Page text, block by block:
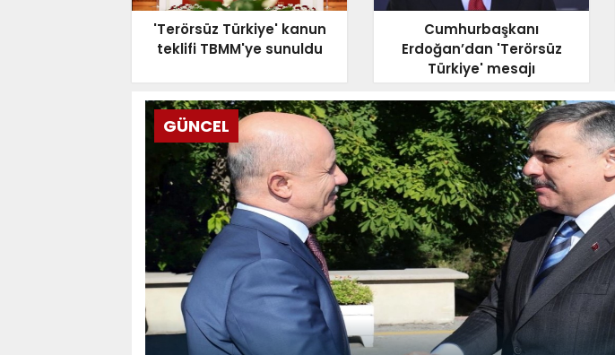
'Terörsüz Türkiye' kanun
teklifi TBMM'ye sunuldu
Cumhurbaşkanı
Erdoğan’dan 'Terörsüz
Türkiye' mesajı
GÜNCEL